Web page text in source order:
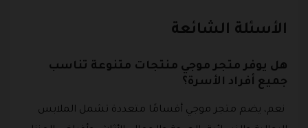
الأسئلة الشائعة
هل يوفر متجر موجي منتجات متنوعة تناسب
جميع أفراد الأسرة؟
نعم، يضم متجر موجي أقسامًا متعددة تشمل الملابس